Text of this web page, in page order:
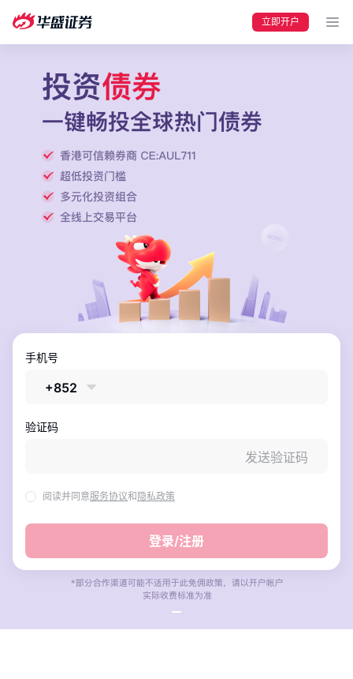
要闻
快讯
美股
港股
新股
加密货币
低时延极速交易系统
概述
AM 资产管理服务
ECM 股权资本市场服务
FICC 固定收益、外汇和大宗商品服务
WM 财富管理服务
立即开户
手机号
+852
验证码
发送验证码
阅读并同意服务协议和 隐私政策
登录/注册